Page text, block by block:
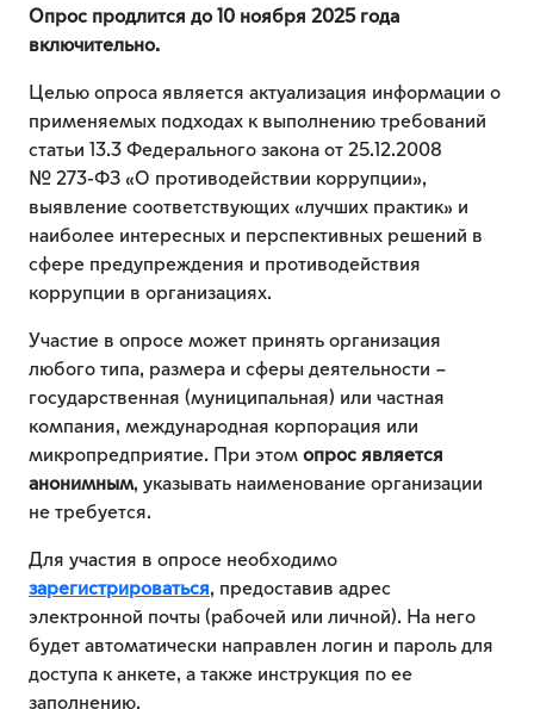
Опрос продлится до 10 ноября 2025 года
включительно.
Целью опроса является актуализация информации о
применяемых подходах к выполнению требований
статьи 13.3 Федерального закона от 25.12.2008
№ 273-ФЗ «О противодействии коррупции»,
выявление соответствующих «лучших практик» и
наиболее интересных и перспективных решений в
сфере предупреждения и противодействия
коррупции в организациях.
Участие в опросе может принять организация
любого типа, размера и сферы деятельности –
государственная (муниципальная) или частная
компания, международная корпорация или
микропредприятие. При этом опрос является
анонимным, указывать наименование организации
не требуется.
Для участия в опросе необходимо
зарегистрироваться, предоставив адрес
электронной почты (рабочей или личной). На него
будет автоматически направлен логин и пароль для
доступа к анкете, а также инструкция по ее
заполнению.